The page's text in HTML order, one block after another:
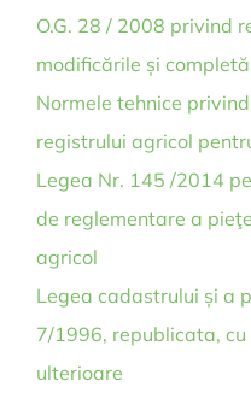
O.G. 28 / 2008 privind
modificările și
Normele tehnice
registrului agricol
Legea Nr. 145 /2014
de reglementare a
agricol
Legea cadastrului și a
7/1996, republicata,
ulterioare